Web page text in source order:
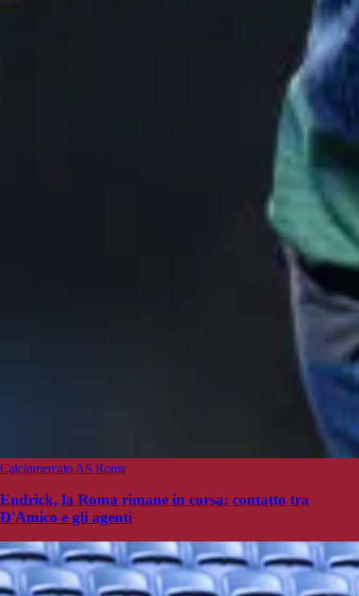
Calciomercato AS Roma
Endrick, la Roma rimane in corsa: contatto tra
D'Amico e gli agenti